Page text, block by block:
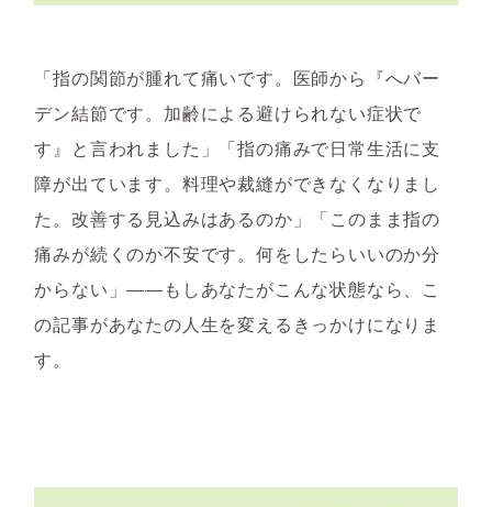
「指の関節が腫れて痛いです。医師から『へバー
デン結節です。加齢による避けられない症状で
す』と言われました」「指の痛みで日常生活に支
障が出ています。料理や裁縫ができなくなりまし
た。改善する見込みはあるのか」「このまま指の
痛みが続くのか不安です。何をしたらいいのか分
からない」――もしあなたがこんな状態なら、こ
の記事があなたの人生を変えるきっかけになりま
す。